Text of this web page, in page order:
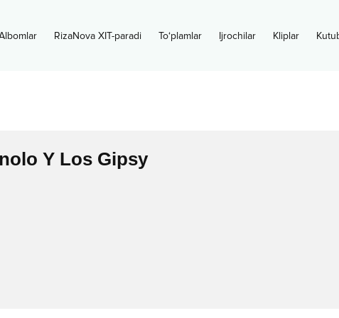
RizaNova XIT-paradi To‘plamlar Ijrochilar Kliplar
Y Los Gipsy